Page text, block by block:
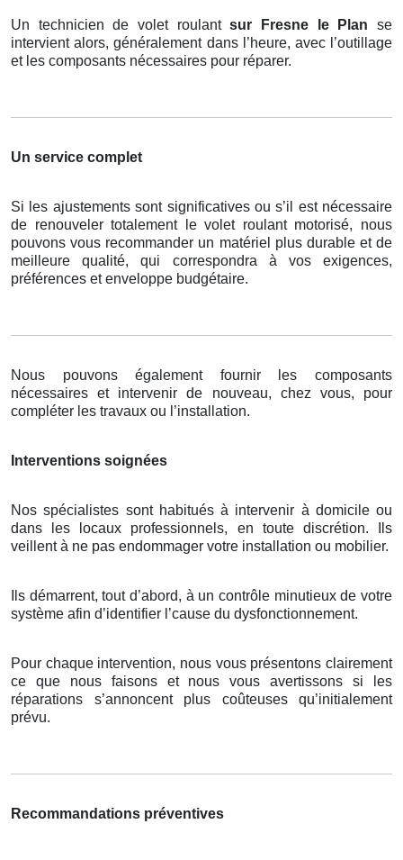
Un technicien de volet roulantsur Fresne le Planse
intervient alors, généralement dans l’heure, avec l’outillage
et les composants nécessaires pour réparer.
Un service complet
Si les ajustements sont significatives ou s’il est nécessaire
de renouveler totalement le volet roulant motorisé, nous
pouvons vous recommander un matériel plus durable et de
meilleure qualité, qui correspondra à vos exigences,
préférences et enveloppe budgétaire.
Nous pouvons également fournir les composants
nécessaires et intervenir de nouveau, chez vous, pour
compléter les travaux ou l’installation.
Interventions soignées
Nos spécialistes sont habitués à intervenir à domicile ou
dans les locaux professionnels, en toute discrétion. Ils
veillent à ne pas endommager votre installation ou mobilier.
Ils démarrent, tout d’abord, à un contrôle minutieux de votre
système afin d’identifier l’cause du dysfonctionnement.
Pour chaque intervention, nous vous présentons clairement
ce que nous faisons et nous vous avertissons si les
réparations s’annoncent plus coûteuses qu’initialement
prévu.
Recommandations préventives